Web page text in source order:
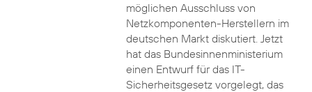
möglichen Ausschluss von
Netzkomponenten-Herstellern im
deutschen Markt diskutiert. Jetzt
hat das Bundesinnenministerium
einen Entwurf für das IT-
Sicherheitsgesetz vorgelegt, das